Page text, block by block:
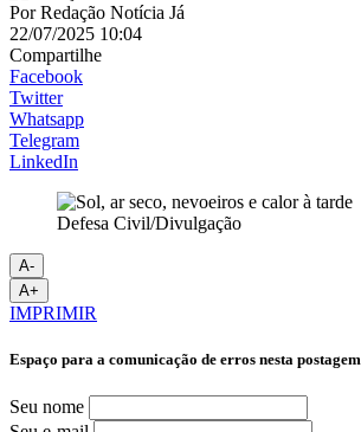
PorRedação Notícia Já
22/07/2025 10:04
Compartilhe
Facebook
Twitter
Whatsapp
Telegram
LinkedIn
Defesa Civil/Divulgação
A-
A+
IMPRIMIR
Espaço para a comunicação de erros nesta postagem
Seu nome